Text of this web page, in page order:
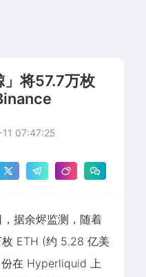
」将57.7万枚
07:47:25
据余烬监测，随着
ETH (约 5.28 亿美
在 Hyperliquid 上